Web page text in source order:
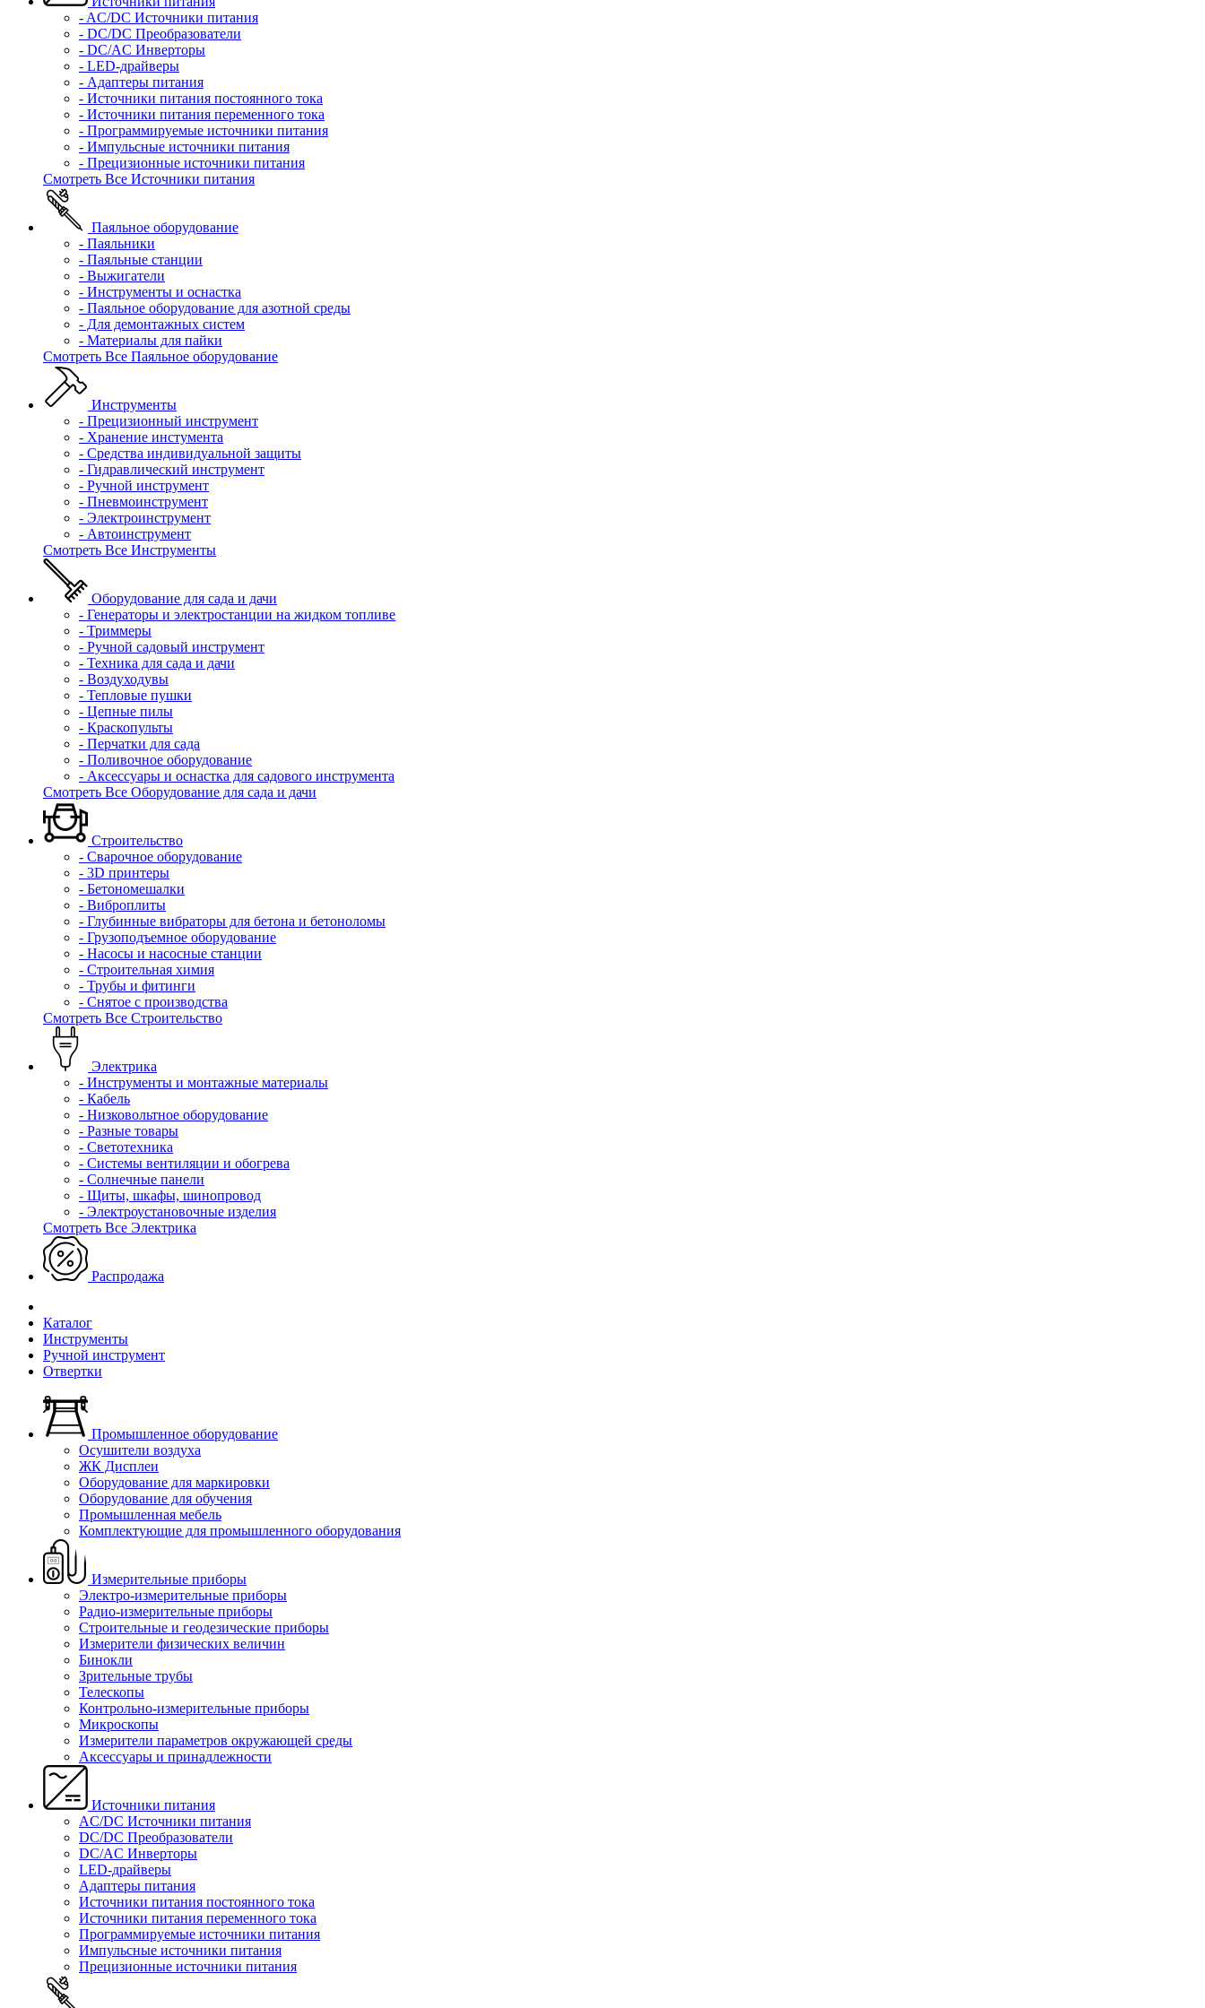
- AC/DC Источники питания
- DC/DC Преобразователи
- DC/AC Инверторы
- LED-драйверы
- Адаптеры питания
- Источники питания постоянного тока
- Источники питания переменного тока
- Программируемые источники питания
- Импульсные источники питания
- Прецизионные источники питания
Смотреть Все Источники питания
Паяльное оборудование
- Паяльники
- Паяльные станции
- Выжигатели
- Инструменты и оснастка
- Паяльное оборудование для азотной среды
- Для демонтажных систем
- Материалы для пайки
Смотреть Все Паяльное оборудование
Инструменты
- Прецизионный инструмент
- Хранение инстумента
- Средства индивидуальной защиты
- Гидравлический инструмент
- Ручной инструмент
- Пневмоинструмент
- Электроинструмент
- Автоинструмент
Смотреть Все Инструменты
Оборудование для сада и дачи
- Генераторы и электростанции на жидком топливе
- Триммеры
- Ручной садовый инструмент
- Техника для сада и дачи
- Воздуходувы
- Тепловые пушки
- Цепные пилы
- Краскопульты
- Перчатки для сада
- Поливочное оборудование
- Аксессуары и оснастка для садового инструмента
Смотреть Все Оборудование для сада и дачи
Строительство
- Сварочное оборудование
- 3D принтеры
- Бетономешалки
- Виброплиты
- Глубинные вибраторы для бетона и бетоноломы
- Грузоподъемное оборудование
- Насосы и насосные станции
- Строительная химия
- Трубы и фитинги
- Снятое с производства
Смотреть Все Строительство
Электрика
- Инструменты и монтажные материалы
- Кабель
- Низковольтное оборудование
- Разные товары
- Светотехника
- Системы вентиляции и обогрева
- Солнечные панели
- Щиты, шкафы, шинопровод
- Электроустановочные изделия
Смотреть Все Электрика
Распродажа
Каталог
Инструменты
Ручной инструмент
Отвертки
Промышленное оборудование
Осушители воздуха
ЖК Дисплеи
Оборудование для маркировки
Оборудование для обучения
Промышленная мебель
Комплектующие для промышленного оборудования
Измерительные приборы
Электро-измерительные приборы
Радио-измерительные приборы
Строительные и геодезические приборы
Измерители физических величин
Бинокли
Зрительные трубы
Телескопы
Контрольно-измерительные приборы
Микроскопы
Измерители параметров окружающей среды
Аксессуары и принадлежности
Источники питания
AC/DC Источники питания
DC/DC Преобразователи
DC/AC Инверторы
LED-драйверы
Адаптеры питания
Источники питания постоянного тока
Источники питания переменного тока
Программируемые источники питания
Импульсные источники питания
Прецизионные источники питания